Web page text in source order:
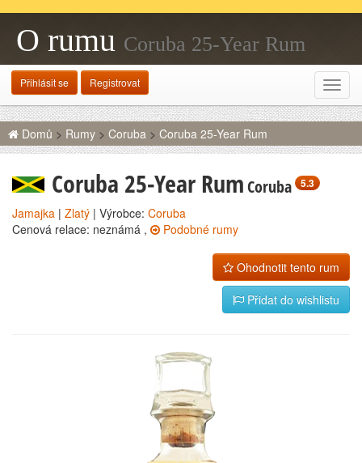
O rumu Coruba 25-Year Rum
Přihlásit se Registrovat
Domů > Rumy > Coruba > Coruba 25-Year Rum
Coruba 25-Year RumCoruba 5.3
Jamajka | Zlatý | Výrobce: Coruba
Cenová relace: neznámá ,
Podobné rumy
Ohodnotit tento rum
Přidat do wishlistu